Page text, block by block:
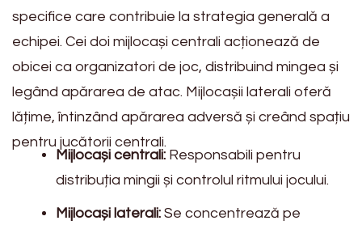
specifice care contribuie la strategia generală a
echipei. Cei doi mijlocași centrali acționează de
obicei ca organizatori de joc, distribuind mingea și
legând apărarea de atac. Mijlocașii laterali oferă
lățime, întinzând apărarea adversă și creând spațiu
pentru jucătorii centrali.
Mijlocași centrali: Responsabili pentru
distribuția mingii și controlul ritmului jocului.
Mijlocași laterali: Se concentrează pe